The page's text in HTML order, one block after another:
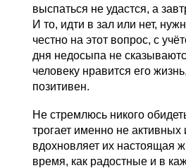
выспаться не удастся, а
И то, идти в зал или нет,
честно на этот вопрос, с
дня недосыпа не
человеку нравится его
позитивен.
Не стремлюсь никого
трогает именно не
вдохновляет их настоящая
время, как радостные и в